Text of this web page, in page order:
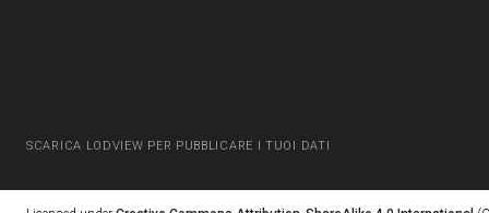
SCARICA LODVIEW PER PUBBLICARE I TUOI DATI